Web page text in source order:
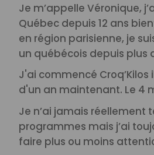
Je m’appelle Véronique,
Québec depuis 12 ans
en région parisienne, je
un québécois depuis plus
J'ai commencé Croq’Kilos
d'un an maintenant. Le 4
Je n’ai jamais réellement
programmes mais j’ai
faire plus ou moins